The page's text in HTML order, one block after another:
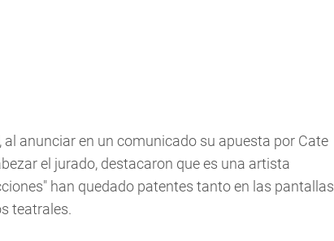
anunciar en un comunicado su apuesta por Cate
el jurado, destacaron que es una artista
han quedado patentes tanto en las pantallas
teatrales.